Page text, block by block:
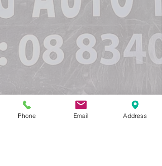
Phone Email Address